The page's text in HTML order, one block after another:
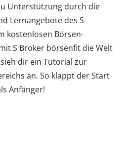
Unterstützung durch die
Lernangebote des S
kostenlosen Börsen-
S Broker börsenfit die Welt
dir ein Tutorial zur
an. So klappt der Start
Anfänger!